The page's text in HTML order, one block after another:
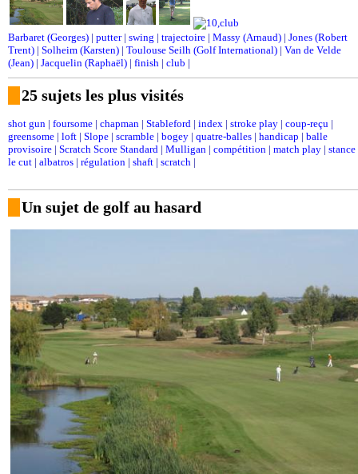
Barbaret (Georges) | putter | swing | trajectoire | Massy (Arnaud) | Jones (Robert
Trent) | Solheim (Karsten) | Toulouse Seilh (Golf International) | Van de Velde
(Jean) | Jacquelin (Raphaël) | finish | club |
25 sujets les plus visités
shot gun | foursome | chapman | Stableford | index | stroke play | coup-reçu |
greensome | loft | Slope | scramble | bogey | quatre-balles | handicap | balle
provisoire | Scratch Score Standard | Mulligan | compétition | match play | stance
le cut | albatros | régulation | shaft | scratch |
Un sujet de golf au hasard